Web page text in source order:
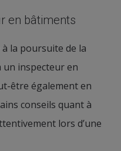
en bâtiments
la poursuite de la
un inspecteur en
être également en
conseils quant à
lors d’une